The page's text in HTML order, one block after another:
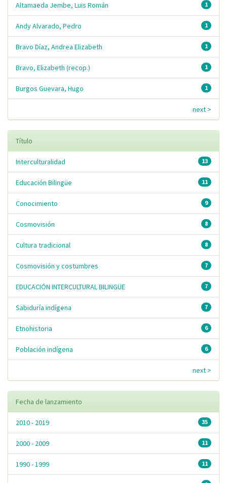
1
Altamaeda Jembe, Luis Román
1
Andy Alvarado, Pedro
1
Bravo Díaz, Andrea Elizabeth
1
Bravo, Elizabeth (recop.)
1
Burgos Guevara, Hugo
next >
Título
13
Interculturalidad
11
Educación Bilingüe
9
Conocimiento
8
Cosmovisión
8
Cultura tradicional
7
Cosmovisión y costumbres
7
EDUCACIÓN INTERCULTURAL BILINGÜE
7
Sabiduría indígena
6
Etnohistoria
6
Población indígena
next >
Fecha de lanzamiento
35
2010 - 2019
11
2000 - 2009
11
1990 - 1999